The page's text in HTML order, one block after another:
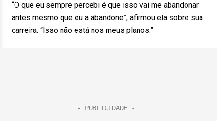
“O que eu sempre percebi é que isso vai me abandonar
antes mesmo que eu a abandone”, afirmou ela sobre sua
carreira. “Isso não está nos meus planos.”